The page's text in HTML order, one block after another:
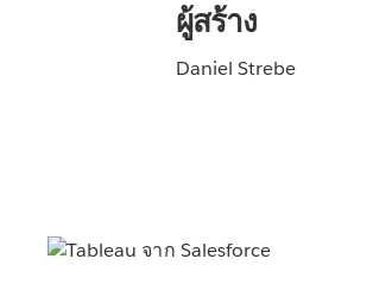
ผู้สร้าง
Daniel Strebe